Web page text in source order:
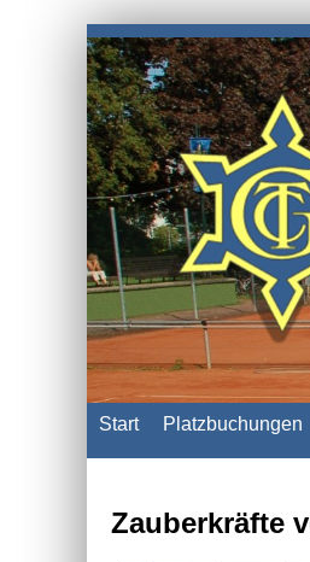
Start Platzbuchungen
Zauberkräfte